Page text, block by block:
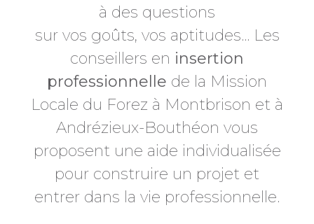
à des questions
sur vos goûts, vos aptitudes… Les
conseillers en insertion
professionnelle de la Mission
Locale du Forez à Montbrison et à
Andrézieux-Bouthéon vous
proposent une aide individualisée
pour construire un projet et
entrer dans la vie professionnelle.